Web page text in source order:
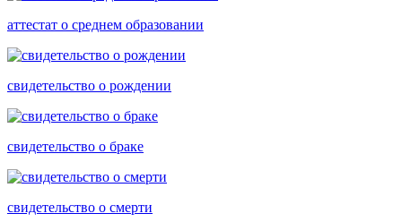
аттестат о среднем образовании
свидетельство о рождении
свидетельство о браке
свидетельство о смерти